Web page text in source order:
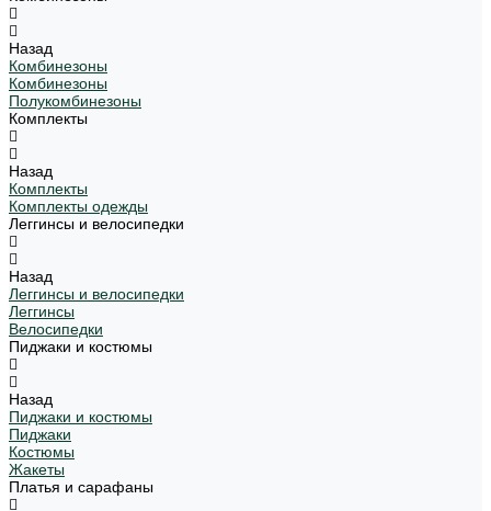
Назад
Комбинезоны
Комбинезоны
Полукомбинезоны
Комплекты
Назад
Комплекты
Комплекты одежды
Леггинсы и велосипедки
Назад
Леггинсы и велосипедки
Леггинсы
Велосипедки
Пиджаки и костюмы
Назад
Пиджаки и костюмы
Пиджаки
Костюмы
Жакеты
Платья и сарафаны